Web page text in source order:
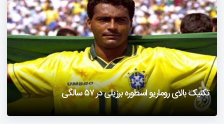
تکنیک بالای روماریو اسطوره برزیلی در ۵۷ سالگی
فیلمی از یک خواننده زن در توئیتر ضرغامی جنجالی شد
حمله تند مصطفی کواکبیان به مجری جنجالی صدا و سیما
دزفول را باید دید